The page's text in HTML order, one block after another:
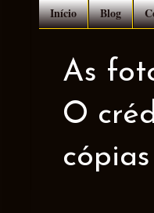
Início Blog
As
O